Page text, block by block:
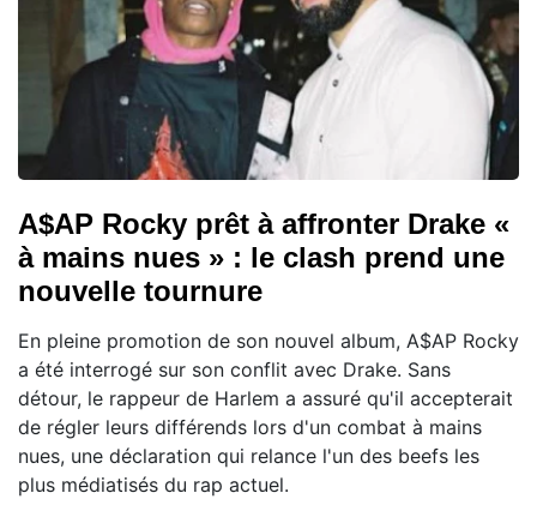
A$AP Rocky prêt à affronter Drake «
à mains nues » : le clash prend une
nouvelle tournure
En pleine promotion de son nouvel album, A$AP Rocky
a été interrogé sur son conflit avec Drake. Sans
détour, le rappeur de Harlem a assuré qu'il accepterait
de régler leurs différends lors d'un combat à mains
nues, une déclaration qui relance l'un des beefs les
plus médiatisés du rap actuel.